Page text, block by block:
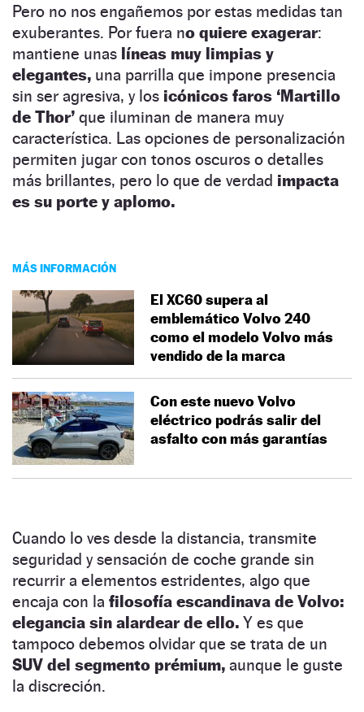
Pero no nos engañemos por estas medidas tan
exuberantes. Por fuera no quiere exagerar:
mantiene unas líneas muy limpias y
elegantes, una parrilla que impone presencia
sin ser agresiva, y los icónicos faros ‘Martillo
de Thor’ que iluminan de manera muy
característica. Las opciones de personalización
permiten jugar con tonos oscuros o detalles
más brillantes, pero lo que de verdad impacta
es su porte y aplomo.
MÁS INFORMACIÓN
El XC60 supera al
emblemático Volvo 240
como el modelo Volvo más
vendido de la marca
Con este nuevo Volvo
eléctrico podrás salir del
asfalto con más garantías
Cuando lo ves desde la distancia, transmite
seguridad y sensación de coche grande sin
recurrir a elementos estridentes, algo que
encaja con la filosofía escandinava de Volvo:
elegancia sin alardear de ello. Y es que
tampoco debemos olvidar que se trata de un
SUV del segmento prémium, aunque le guste
la discreción.